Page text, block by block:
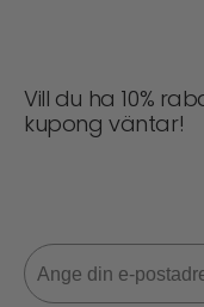
Vill du ha 10%
kupong väntar!
E-post